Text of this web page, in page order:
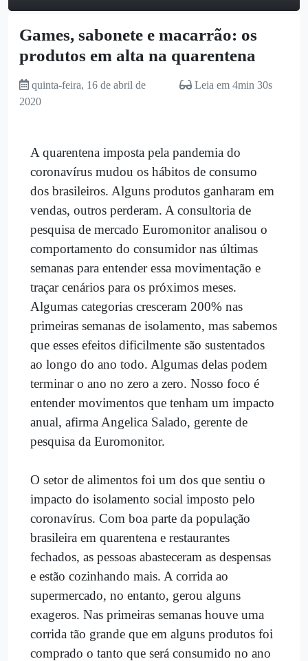
Games, sabonete e macarrão: os
produtos em alta na quarentena
quinta-feira, 16 de abril de
2020
Leia em 4min 30s
A quarentena imposta pela pandemia do
coronavírus mudou os hábitos de consumo
dos brasileiros. Alguns produtos ganharam em
vendas, outros perderam. A consultoria de
pesquisa de mercado Euromonitor analisou o
comportamento do consumidor nas últimas
semanas para entender essa movimentação e
traçar cenários para os próximos meses.
Algumas categorias cresceram 200% nas
primeiras semanas de isolamento, mas sabemos
que esses efeitos dificilmente são sustentados
ao longo do ano todo. Algumas delas podem
terminar o ano no zero a zero. Nosso foco é
entender movimentos que tenham um impacto
anual, afirma Angelica Salado, gerente de
pesquisa da Euromonitor.
O setor de alimentos foi um dos que sentiu o
impacto do isolamento social imposto pelo
coronavírus. Com boa parte da população
brasileira em quarentena e restaurantes
fechados, as pessoas abasteceram as despensas
e estão cozinhando mais. A corrida ao
supermercado, no entanto, gerou alguns
exageros. Nas primeiras semanas houve uma
corrida tão grande que em alguns produtos foi
comprado o tanto que será consumido no ano